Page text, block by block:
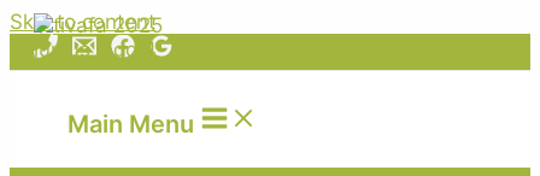
Skip to content
Main Menu